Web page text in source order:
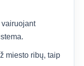
miesto ribų, taip